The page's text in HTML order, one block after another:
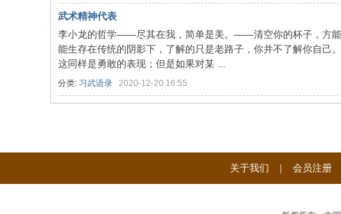
武术精神代表
李小龙的哲学——尽其在我，简单是美。——清空你的杯子，方
能生存在传统的阴影下，了解的只是老路子，你并不了解你自
这同样是勇敢的表现；但是如果对某 ...
分类: 习武语录 2020-12-20 16:55
关于我们 | 会员注册